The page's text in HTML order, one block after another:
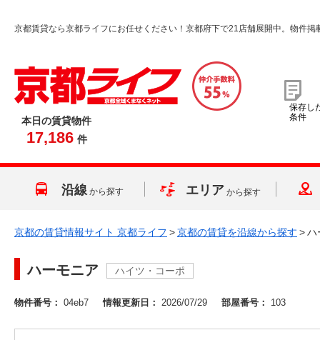
京都賃貸なら京都ライフにお任せください！京都府下で21店舗展開中。物件掲
本日の賃貸物件
17,186 件
保存し
条件
沿線 から探す エリア から探す
京都の賃貸情報サイト 京都ライフ >京都の賃貸を沿線から探す >ハ
ハーモニア ハイツ・コーポ
物件番号： 04eb7 情報更新日： 2026/07/29 部屋番号： 103